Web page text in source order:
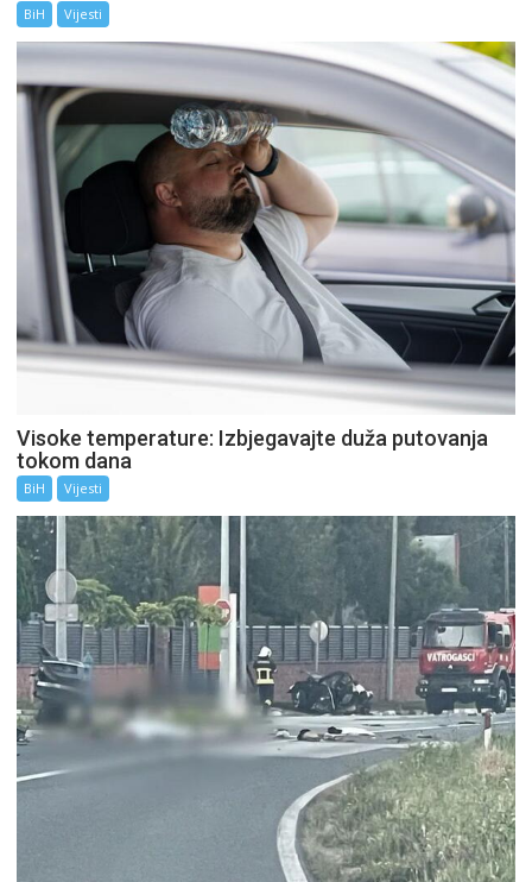
BiH Vijesti
Visoke temperature: Izbjegavajte duža putovanja
tokom dana
BiH Vijesti